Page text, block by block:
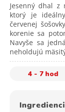
Jesenný dhal z
ktorý je
červenej
korenie sa
Navyše sa
neholdujú
4 - 7 hod